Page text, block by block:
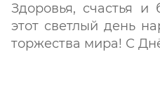
Здоровья, счастья и
этот светлый день
торжества мира! С